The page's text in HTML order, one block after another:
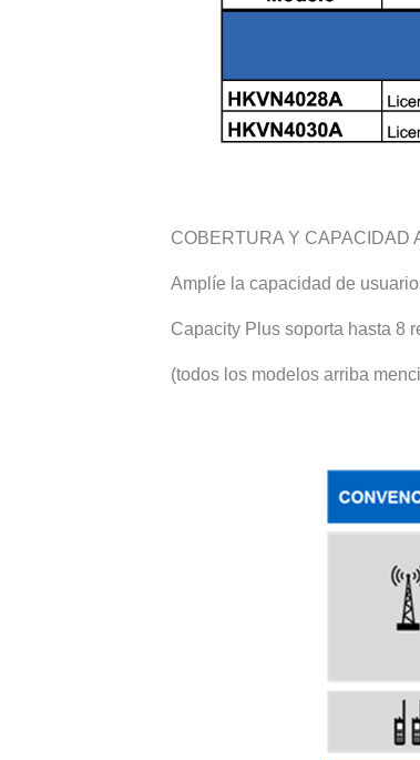
COBERTURA Y CAPACIDAD
Amplíe la capacidad de
Capacity Plus soporta hasta 8
(todos los modelos arriba